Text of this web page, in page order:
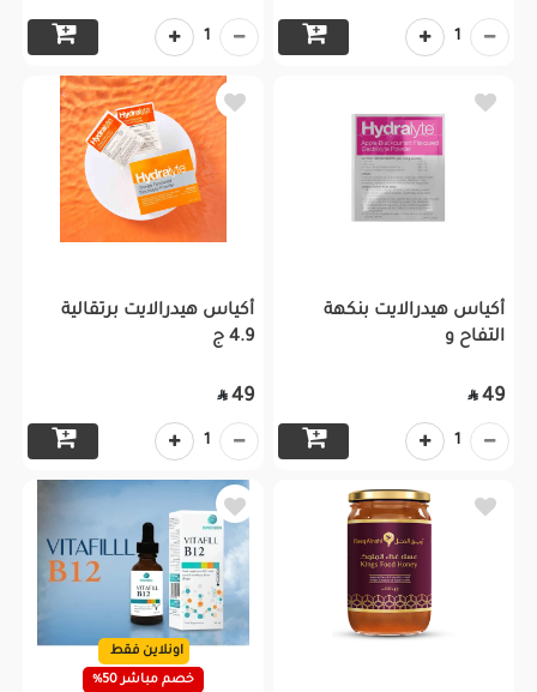
1
1
أكياس هيدرالايت بنكهة
التفاح و
49

1
أكياس هيدرالايت برتقالية
4.9 ج
49

1
اونلاين فقط
خصم مباشر 50%